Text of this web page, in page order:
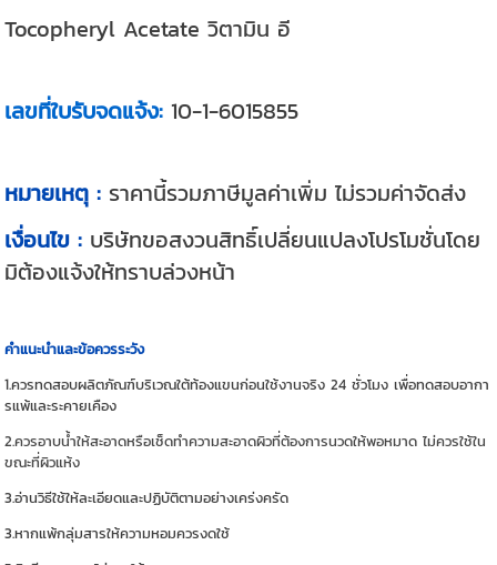
Tocopheryl Acetate วิตามิน อี
เลขที่ใบรับจดแจ้ง: 10-1-6015855
หมายเหตุ : ราคานี้รวมภาษีมูลค่าเพิ่ม ไม่รวมค่าจัดส่ง
เงื่อนไข : บริษัทขอสงวนสิทธิ์เปลี่ยนแปลงโปรโมชั่นโดย
มิต้องแจ้งให้ทราบล่วงหน้า
คำแนะนำและข้อควรระวัง
1.ควรทดสอบผลิตภัณฑ์บริเวณใต้ท้องแขนก่อนใช้งานจริง 24 ชั่วโมง เพื่อทดสอบอากา
รแพ้และระคายเคือง
2.ควรอาบน้ำให้สะอาดหรือเช็ดทำความสะอาดผิวที่ต้องการนวดให้พอหมาด ไม่ควรใช้ใน
ขณะที่ผิวแห้ง
3.อ่านวิธีใช้ให้ละเอียดและปฏิบัติตามอย่างเคร่งครัด
3.หากแพ้กลุ่มสารให้ความหอมควรงดใช้